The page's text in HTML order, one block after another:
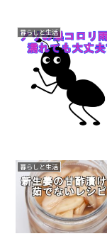
暮らしと生活
暮らしと生活